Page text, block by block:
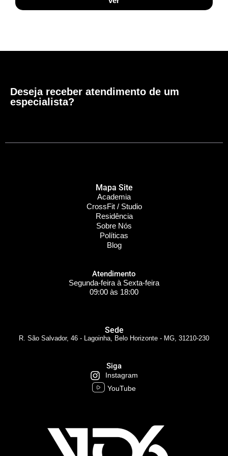
Deseja receber atendimento de um
especialista?
Mapa Site
Academia
CrossFit / Studio
Residência
Sobre Nós
Políticas
Blog
Atendimento
Segunda-feira à Sexta-feira
09:00 às 18:00
Sede
R. São Salvador, 46 - Lagoinha, Belo Horizonte - MG, 31210-230
Siga
Instagram
YouTube